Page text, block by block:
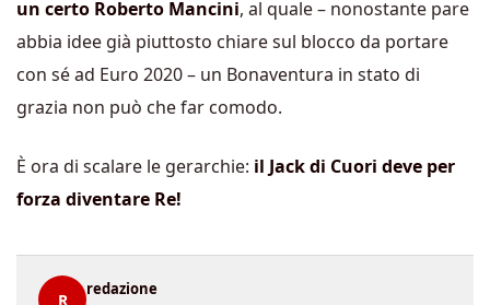
un certo Roberto Mancini, al quale – nonostante pare
abbia idee già piuttosto chiare sul blocco da portare
con sé ad Euro 2020 – un Bonaventura in stato di
grazia non può che far comodo.
È ora di scalare le gerarchie: il Jack di Cuori deve per
forza diventare Re!
R
redazione